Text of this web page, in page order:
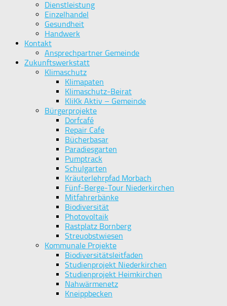
Dienstleistung
Einzelhandel
Gesundheit
Handwerk
Kontakt
Ansprechpartner Gemeinde
Zukunftswerkstatt
Klimaschutz
Klimapaten
Klimaschutz-Beirat
KliKk Aktiv – Gemeinde
Bürgerprojekte
Dorfcafé
Repair Cafe
Bücherbasar
Paradiesgarten
Pumptrack
Schulgarten
Kräuterlehrpfad Morbach
Fünf-Berge-Tour Niederkirchen
Mitfahrerbänke
Biodiversität
Photovoltaik
Rastplatz Bornberg
Streuobstwiesen
Kommunale Projekte
Biodiversitätsleitfaden
Studienprojekt Niederkirchen
Studienprojekt Heimkirchen
Nahwärmenetz
Kneippbecken